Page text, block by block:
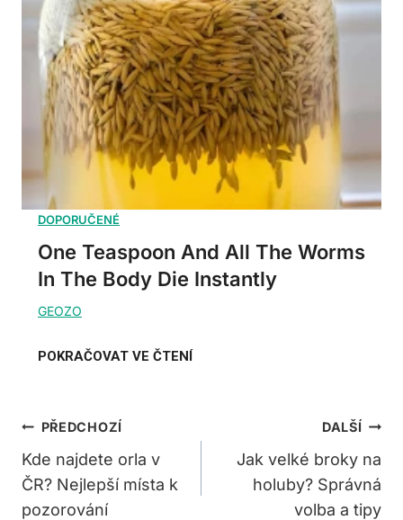
One Teaspoon And All The Worms
In The Body Die Instantly
Navigace
Pro
Příspěvek
PŘEDCHOZÍ
Kde najdete orla v
ČR? Nejlepší místa k
pozorování
DALŠÍ
Jak velké broky na
holuby? Správná
volba a tipy